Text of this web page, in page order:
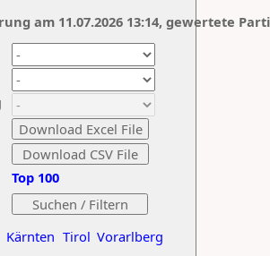
Kärnten Tirol Vorarlberg
Top 100
am 11.07.2026 13:14, gewertete